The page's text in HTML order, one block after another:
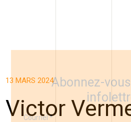
13 MARS 2024
Victor
Abonnez-
Courriel*